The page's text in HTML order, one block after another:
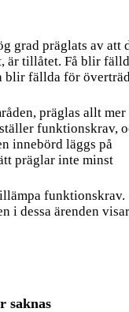
grad präglats av att
är tillåtet. Få blir
blir fällda för
präglas allt mer
funktionskrav,
innebörd läggs på
präglar inte minst
funktionskrav.
i dessa ärenden
saknas